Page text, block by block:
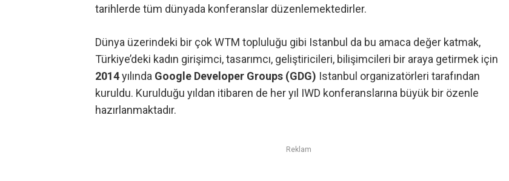
tarihlerde tüm dünyada konferanslar düzenlemektedirler.
Dünya üzerindeki bir çok WTM topluluğu gibi Istanbul da bu amaca değer katmak,
Türkiye’deki kadın girişimci, tasarımcı, geliştiricileri, bilişimcileri bir araya getirmek için
2014yılında Google Developer Groups (GDG) Istanbul organizatörleri tarafından
kuruldu. Kurulduğu yıldan itibaren de her yıl IWD konferanslarına büyük bir özenle
hazırlanmaktadır.
Reklam